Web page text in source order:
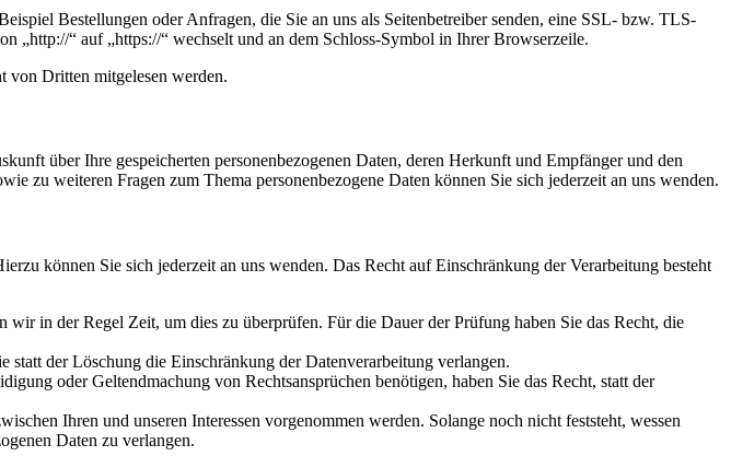
Bestellungen oder Anfragen, die Sie an uns als Seitenbetreiber senden, eine SSL- bzw. TLS-
„http://“ auf „https://“ wechselt und an dem Schloss-Symbol in Ihrer Browserzeile.
von Dritten mitgelesen werden.
über Ihre gespeicherten personenbezogenen Daten, deren Herkunft und Empfänger und den
zu weiteren Fragen zum Thema personenbezogene Daten können Sie sich jederzeit an uns wenden.
können Sie sich jederzeit an uns wenden. Das Recht auf Einschränkung der Verarbeitung besteht
in der Regel Zeit, um dies zu überprüfen. Für die Dauer der Prüfung haben Sie das Recht, die
statt der Löschung die Einschränkung der Datenverarbeitung verlangen.
oder Geltendmachung von Rechtsansprüchen benötigen, haben Sie das Recht, statt der
Ihren und unseren Interessen vorgenommen werden. Solange noch nicht feststeht, wessen
Daten zu verlangen.